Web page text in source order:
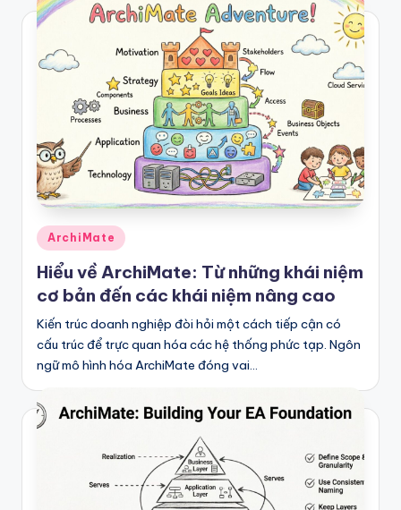
Posted
in
ArchiMate
Hiểu về ArchiMate: Từ những khái niệm
cơ bản đến các khái niệm nâng cao
Kiến trúc doanh nghiệp đòi hỏi một cách tiếp cận có
cấu trúc để trực quan hóa các hệ thống phức tạp. Ngôn
ngữ mô hình hóa ArchiMate đóng vai…